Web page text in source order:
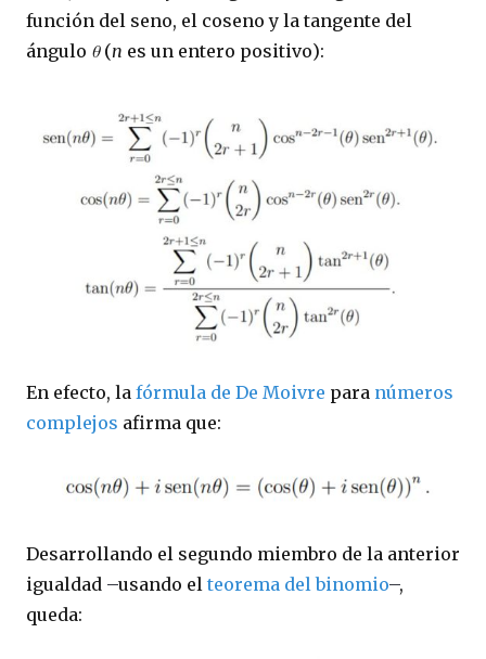
función del seno, el coseno y la tangente del
ángulo θ(n es un entero positivo):
En efecto, la fórmula de De Moivre para números
complejos afirma que:
Desarrollando el segundo miembro de la anterior
igualdad –usando el teorema del binomio–,
queda: